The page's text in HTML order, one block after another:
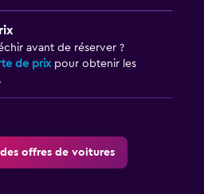
avant de réserver ?
de prixpour obtenir les
offres de voitures